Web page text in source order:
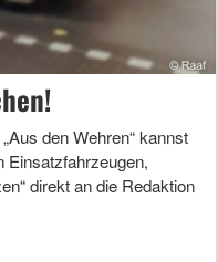
den Wehren“ kannst
Einsatzfahrzeugen,
direkt an die Redaktion